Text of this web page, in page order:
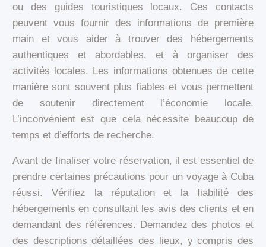
ou des guides touristiques locaux. Ces contacts
peuvent vous fournir des informations de première
main et vous aider à trouver des hébergements
authentiques et abordables, et à organiser des
activités locales. Les informations obtenues de cette
manière sont souvent plus fiables et vous permettent
de soutenir directement l’économie locale.
L’inconvénient est que cela nécessite beaucoup de
temps et d’efforts de recherche.
Avant de finaliser votre réservation, il est essentiel de
prendre certaines précautions pour un voyage à Cuba
réussi. Vérifiez la réputation et la fiabilité des
hébergements en consultant les avis des clients et en
demandant des références. Demandez des photos et
des descriptions détaillées des lieux, y compris des